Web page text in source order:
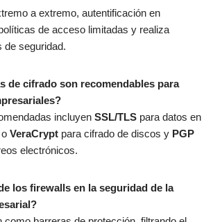
a extremo, autentificación en
de acceso limitadas y realiza
de seguridad.
de cifrado son recomendables para
incluyen SSL/TLS para datos en
o VeraCrypt para cifrado de discos y PGP
electrónicos.
los firewalls en la seguridad de la